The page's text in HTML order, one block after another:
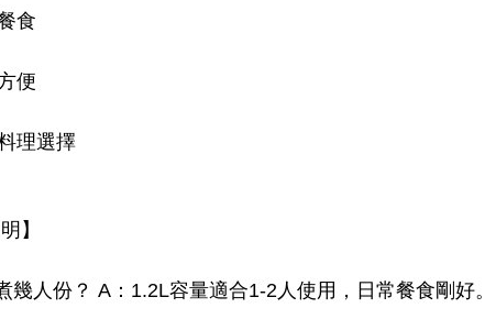
食
便
理選擇
】
幾人份？ A：1.2L容量適合1-2人使用，日常餐食剛好。